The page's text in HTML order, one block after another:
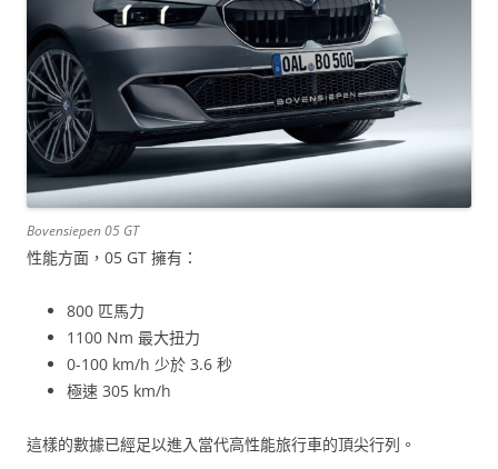
Bovensiepen 05 GT
性能方面，05 GT 擁有：
800 匹馬力
1100 Nm 最大扭力
0-100 km/h 少於 3.6 秒
極速 305 km/h
這樣的數據已經足以進入當代高性能旅行車的頂尖行列。